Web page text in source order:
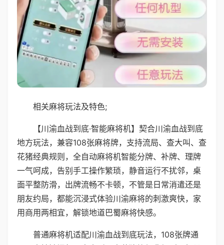
相关麻将玩法及特色;
【川渝血战到底·智能麻将机】契合川渝血战到底
地方玩法，兼容108张麻将牌，支持流局、查大叫、查
花猪经典规则，全自动麻将机智能分牌、补牌、理牌
一气呵成，告别手工操作繁琐，静音运行不扰邻，桌
面平整防滑，出牌流畅不卡顿，不管是日常消遣还是
朋友约局，都能沉浸式体验川渝麻将的刺激爽快，家
用商用两相宜，解锁地道巴蜀麻将快感。
普通麻将机适配川渝血战到底玩法，108张牌通